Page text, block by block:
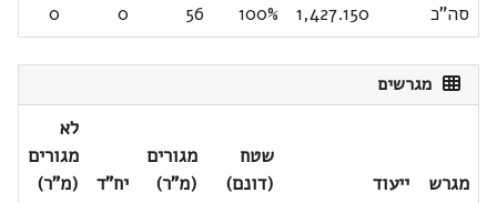
סה"כ
1,427.150
100%
56
0
0
מגרשים
מגרש ייעוד
שטח
(דונם)
מגורים
(מ"ר)
יח"ד
לא
מגורים
(מ"ר)